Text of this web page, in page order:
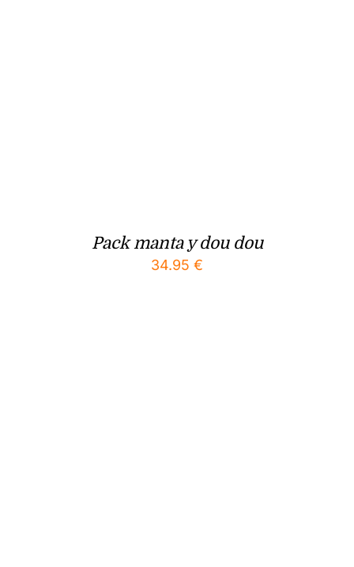
Pack manta y dou dou
34.95 €